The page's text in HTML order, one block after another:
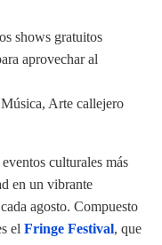
shows gratuitos
aprovechar al
Arte callejero
culturales más
en un vibrante
agosto. Compuesto
el Fringe Festival, que